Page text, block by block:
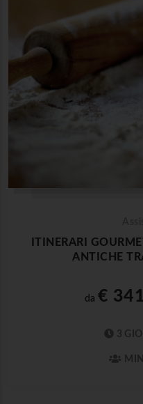
ITINERARI
ANTICHE
da €
3